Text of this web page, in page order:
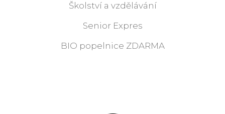
Školství a vzdělávání
Senior Expres
BIO popelnice ZDARMA